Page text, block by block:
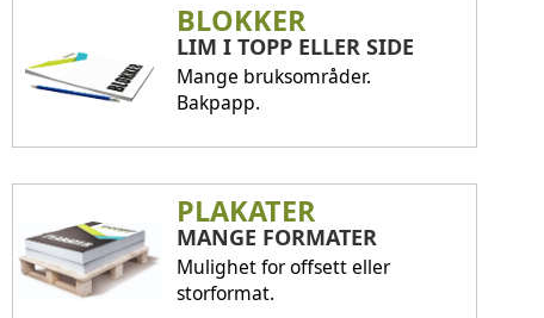
BLOKKER
LIM I TOPP ELLER SIDE
Mange bruksområder.
Bakpapp.
PLAKATER
MANGE FORMATER
Mulighet for offsett eller
storformat.